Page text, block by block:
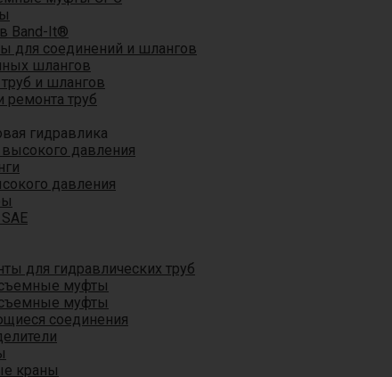
Band-It®
соединений и шлангов
шлангов
и шлангов
труб
гидравлика
давления
давления
для гидравлических труб
муфты
муфты
соединения
краны